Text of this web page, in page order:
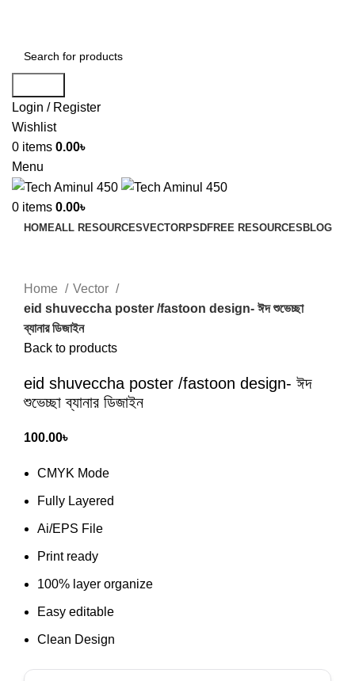
Login / Register
Wishlist
0 items 0.00৳
Menu
0 items 0.00৳
HOMEALL RESOURCESVECTORPSDFREE RESOURCES BLOG
Home
Vector
eid shuveccha poster /fastoon design- ঈদ শুভেচ্ছা
ব্যানার ডিজাইন
Back to products
eid shuveccha poster /fastoon design- ঈদ
শুভেচ্ছা ব্যানার ডিজাইন
100.00৳
CMYK Mode
Fully Layered
Ai/EPS File
Print ready
100% layer organize
Easy editable
Clean Design